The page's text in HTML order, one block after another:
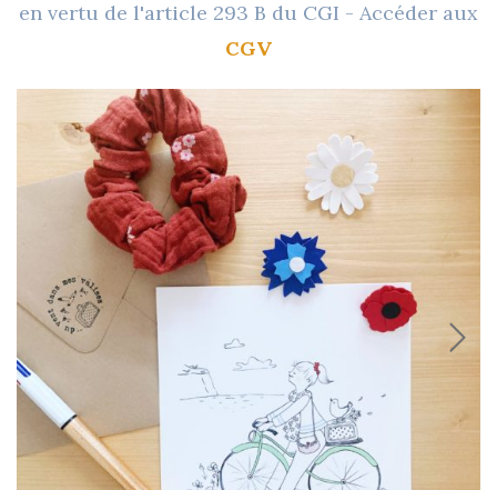
en vertu de l'article 293 B du CGI - Accéder aux
CGV